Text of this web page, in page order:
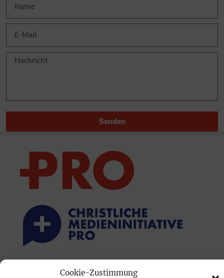
Cookie-Zustimmung
Senden
PRINTAUSGABE